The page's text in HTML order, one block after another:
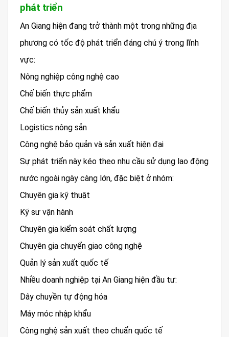
phát triển
An Giang hiện đang trở thành một trong những địa
phương có tốc độ phát triển đáng chú ý trong lĩnh
vực:
Nông nghiệp công nghệ cao
Chế biến thực phẩm
Chế biến thủy sản xuất khẩu
Logistics nông sản
Công nghệ bảo quản và sản xuất hiện đại
Sự phát triển này kéo theo nhu cầu sử dụng lao động
nước ngoài ngày càng lớn, đặc biệt ở nhóm:
Chuyên gia kỹ thuật
Kỹ sư vận hành
Chuyên gia kiểm soát chất lượng
Chuyên gia chuyển giao công nghệ
Quản lý sản xuất quốc tế
Nhiều doanh nghiệp tại An Giang hiện đầu tư:
Dây chuyền tự động hóa
Máy móc nhập khẩu
Công nghệ sản xuất theo chuẩn quốc tế